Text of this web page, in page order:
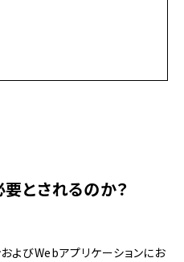
とされるのか？
よびWebアプリケーションにお